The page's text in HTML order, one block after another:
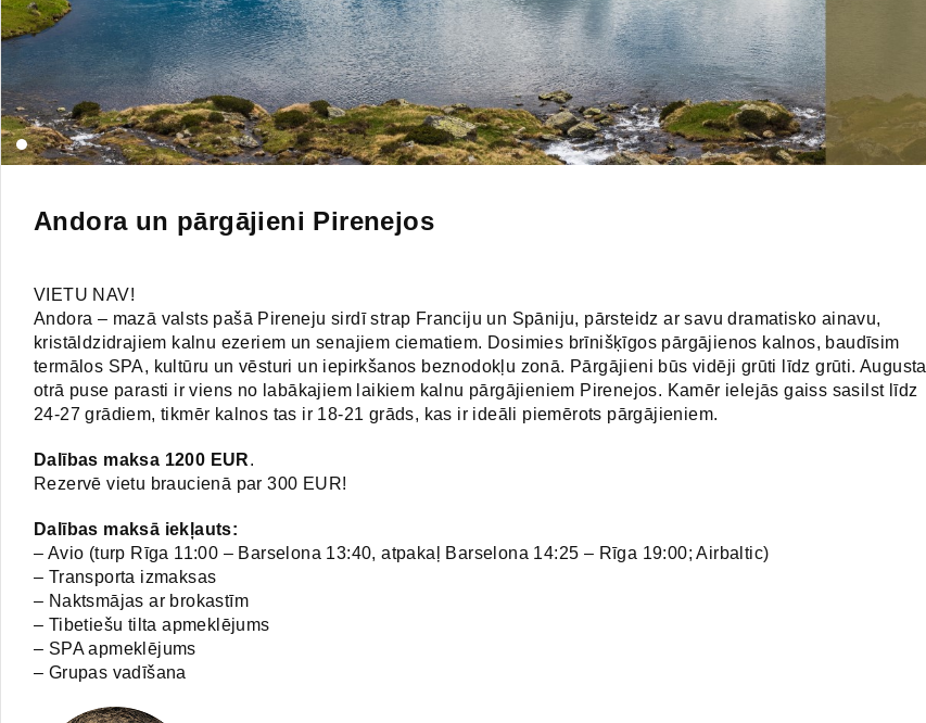
Andora un pārgājieni Pirenejos
VIETU NAV!
Andora – mazā valsts pašā Pireneju sirdī strap Franciju un Spāniju, pārsteidz ar savu dramatisko ainavu,
kristāldzidrajiem kalnu ezeriem un senajiem ciematiem. Dosimies brīnišķīgos pārgājienos kalnos, baudīsim
termālos SPA, kultūru un vēsturi un iepirkšanos beznodokļu zonā. Pārgājieni būs vidēji grūti līdz grūti. Augusta
otrā puse parasti ir viens no labākajiem laikiem kalnu pārgājieniem Pirenejos. Kamēr ielejās gaiss sasilst līdz
24-27 grādiem, tikmēr kalnos tas ir 18-21 grāds, kas ir ideāli piemērots pārgājieniem.
Dalības maksa 1200 EUR.
Rezervē vietu braucienā par 300 EUR!
Dalības maksā iekļauts:
– Avio (turp Rīga 11:00 – Barselona 13:40, atpakaļ Barselona 14:25 – Rīga 19:00; Airbaltic)
– Transporta izmaksas
– Naktsmājas ar brokastīm
– Tibetiešu tilta apmeklējums
– SPA apmeklējums
– Grupas vadīšana